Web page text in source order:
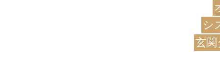
シ
玄